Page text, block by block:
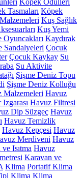
Köpek Ödülleri
Tasmaları Köpek
Kuş Sağlık
Kuş Yemi
Oyuncakları Kaydırak
Sandalyeleri Çocuk
Çocuk Kaykay Su
Su Aktivite
Şişme Deniz Topu
Şişme Deniz Kolluğu
Malzemeleri Havuz
Havuz Filtresi
Dip Süzgeç Havuz
Havuz Temizlik
Havuz Kepçesi Havuz
Merdiveni Havuz
Isıtma Havuz
Karavan ve
Klima Portatif Klima
Klima Klima